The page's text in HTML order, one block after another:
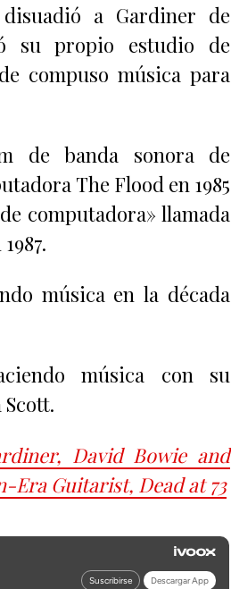
a Gardiner de
su propio estudio de
compuso música para
de banda sonora de
The Flood en 1985
computadora» llamada
música en la década
música con su
David Bowie and
Era Guitarist, Dead at 73